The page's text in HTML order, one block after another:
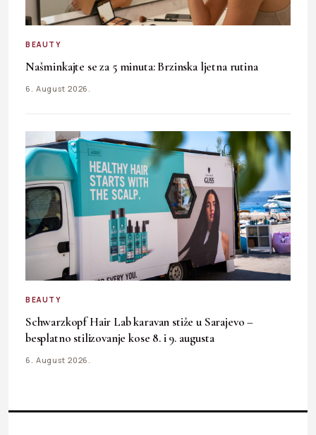
BEAUTY
Našminkajte se za 5 minuta: Brzinska ljetna rutina
6. August 2026.
BEAUTY
Schwarzkopf Hair Lab karavan stiže u Sarajevo –
besplatno stilizovanje kose 8. i 9. augusta
6. August 2026.